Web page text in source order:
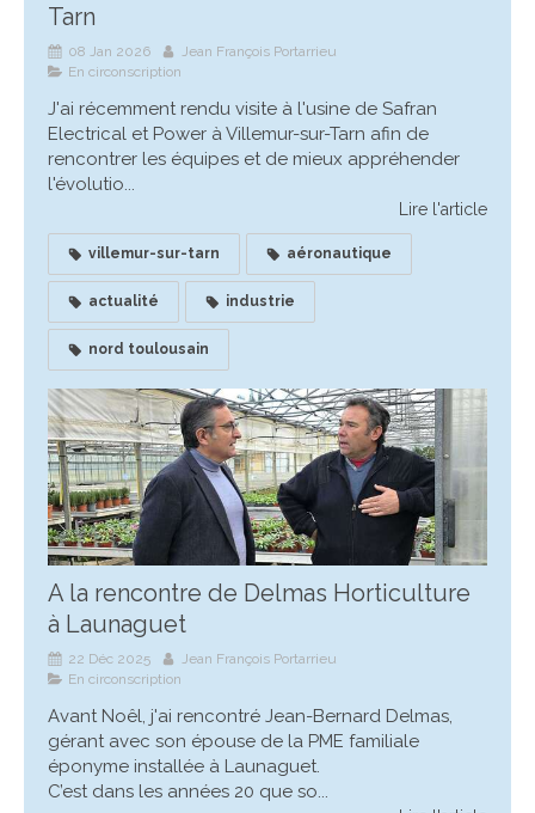
Tarn
08 Jan 2026
Jean François Portarrieu
En circonscription
J'ai récemment rendu visite à l'usine de Safran
Electrical et Power à Villemur-sur-Tarn afin de
rencontrer les équipes et de mieux appréhender
l'évolutio...
Lire l'article
villemur-sur-tarn aéronautique
actualité industrie
nord toulousain
A la rencontre de Delmas Horticulture
à Launaguet
22 Déc 2025
Jean François Portarrieu
En circonscription
Avant Noêl, j'ai rencontré Jean-Bernard Delmas,
gérant avec son épouse de la PME familiale
éponyme installée à Launaguet.
C’est dans les années 20 que so...